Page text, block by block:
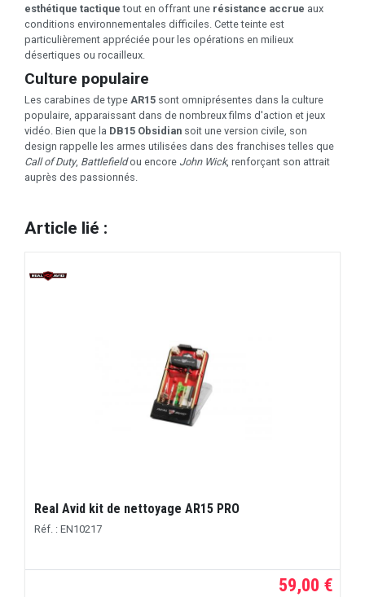
esthétique tactique tout en offrant une résistance accrue aux
conditions environnementales difficiles. Cette teinte est
particulièrement appréciée pour les opérations en milieux
désertiques ou rocailleux.
Culture populaire
Les carabines de type AR15 sont omniprésentes dans la culture
populaire, apparaissant dans de nombreux films d'action et jeux
vidéo. Bien que la DB15 Obsidian soit une version civile, son
design rappelle les armes utilisées dans des franchises telles que
Call of Duty, Battlefieldou encore John Wick, renforçant son attrait
auprès des passionnés.
Article lié :
Real Avid kit de nettoyage AR15 PRO
Réf. : EN10217
59,00 €